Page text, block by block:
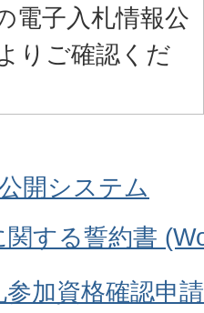
電子入札情報公
りご確認くだ
開システム
関する誓約書
加資格確認申